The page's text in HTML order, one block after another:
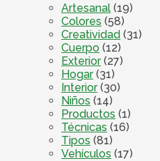
Artesanal (19)
Colores (58)
Creatividad (31)
Cuerpo (12)
Exterior(27)
Hogar(31)
Interior(30)
Niños (14)
Productos (1)
Técnicas (16)
Tipos (81)
Vehículos (17)